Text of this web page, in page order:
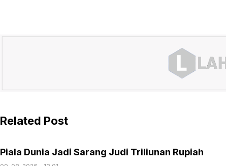
Related Post
Piala Dunia Jadi Sarang Judi Triliunan Rupiah